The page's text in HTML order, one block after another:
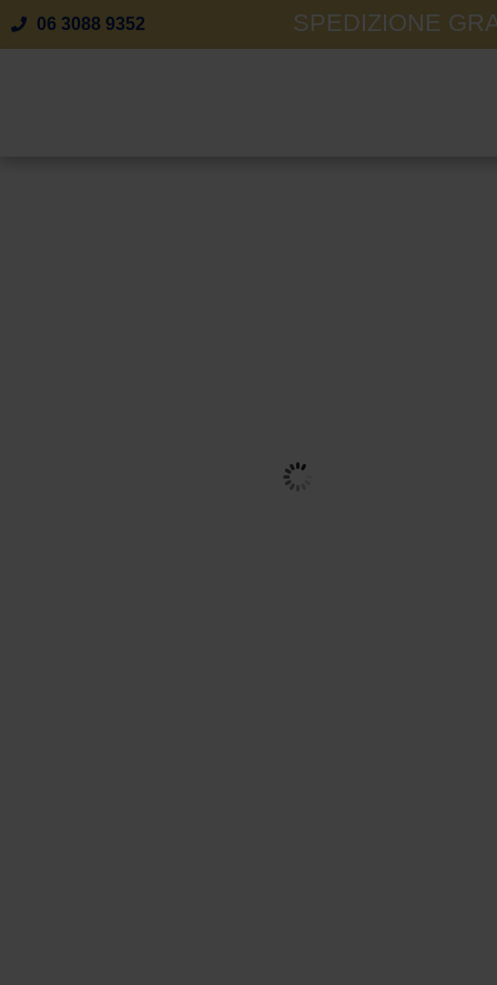
06 3088 9352 SPEDIZIONE